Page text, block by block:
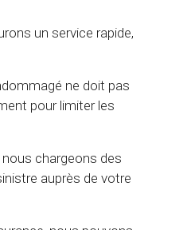
un service rapide,
ne doit pas
pour limiter les
chargeons des
auprès de votre